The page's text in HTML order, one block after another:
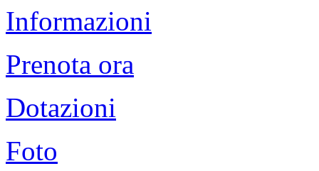
Informazioni
Prenota ora
Dotazioni
Foto